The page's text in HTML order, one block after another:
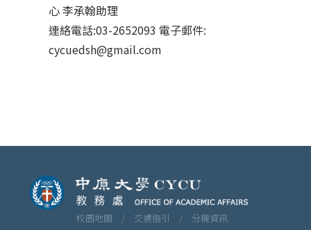
心 李承翰助理
連絡電話:03-2652093 電子郵件:
cycuedsh@gmail.com
校園地圖 / 交通指引 / 分機資訊